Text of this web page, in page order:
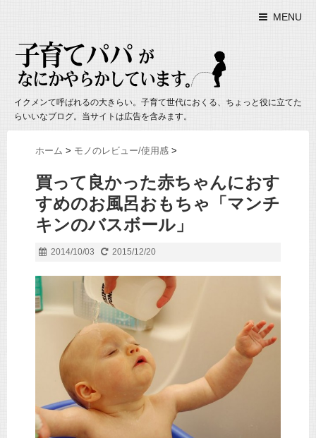
MENU
イクメンて呼ばれるの大きらい。子育て世代におくる、ちょっと役に立てた
らいいなブログ。当サイトは広告を含みます。
ホーム > モノのレビュー/使用感 >
買って良かった赤ちゃんにおす
すめのお風呂おもちゃ「マンチ
キンのバスボール」
2014/10/03 2015/12/20